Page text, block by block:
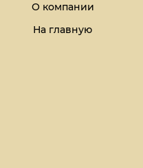
О компании
На главную